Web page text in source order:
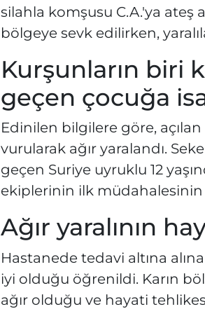
silahla komşusu C.A.'ya ateş
bölgeye sevk edilirken,
Kurşunların biri
geçen çocuğa
Edinilen bilgilere göre,
vurularak ağır yaralandı.
geçen Suriye uyruklu 12
ekiplerinin ilk müdahalesinin
Ağır yaralının
Hastanede tedavi altına
iyi olduğu öğrenildi. Karın
ağır olduğu ve hayati